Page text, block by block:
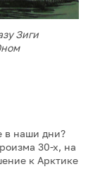
Зиги
в наши дни?
30-х, на
к Арктике